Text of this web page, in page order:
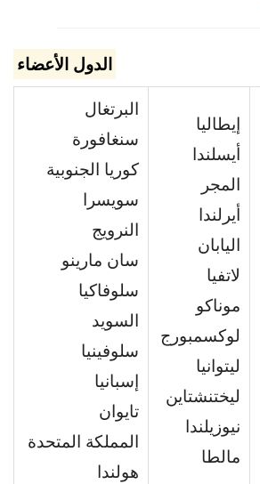
الدول الأعضاء
إيطاليا
أيسلندا
المجر
أيرلندا
اليابان
لاتفيا
موناكو
لوكسمبورج
ليتوانيا
ليختنشتاين
نيوزيلندا
مالطا
البرتغال
سنغافورة
كوريا الجنوبية
سويسرا
النرويج
سان مارينو
سلوفاكيا
السويد
سلوفينيا
إسبانيا
تايوان
المملكة المتحدة
هولندا